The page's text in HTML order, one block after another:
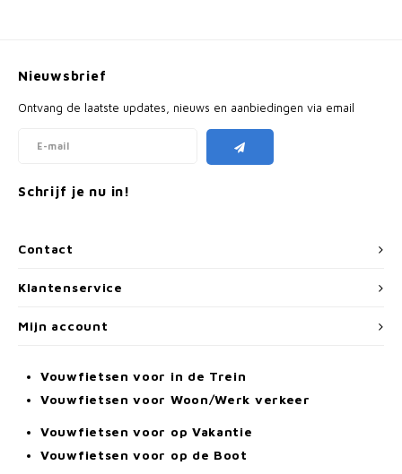
Contact
Nieuwsbrief
Ontvang de laatste updates, nieuws en aanbiedingen via email
Schrijf je nu in!
Klantenservice
Mijn account
Vouwfietsen voor in de Trein
Vouwfietsen voor Woon/Werk verkeer
Vouwfietsen voor op Vakantie
Vouwfietsen voor op de Boot